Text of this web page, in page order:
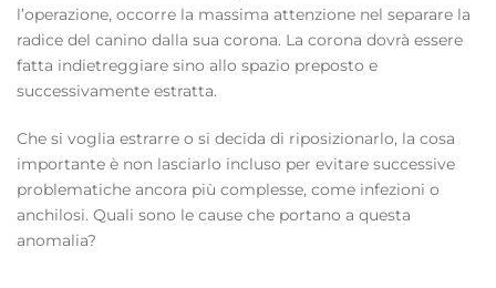
l’operazione, occorre la massima attenzione nel separare la
radice del canino dalla sua corona. La corona dovrà essere
fatta indietreggiare sino allo spazio preposto e
successivamente estratta.
Che si voglia estrarre o si decida di riposizionarlo, la cosa
importante è non lasciarlo incluso per evitare successive
problematiche ancora più complesse, come infezioni o
anchilosi. Quali sono le cause che portano a questa
anomalia?